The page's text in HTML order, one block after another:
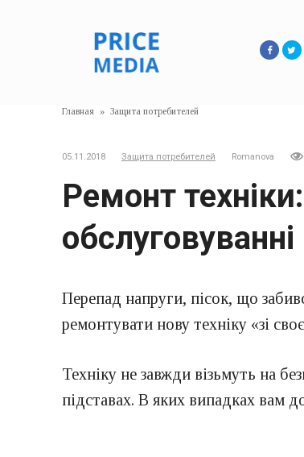
Главная » Защита потребителей
05.11.2018 Защита потребителей Romanova
Ремонт
обслуговуванні
Перепад напруги, пісок, що
ремонтувати нову техніку «зі
Техніку не завжди візьмуть на
підставах. В яких випадках вам